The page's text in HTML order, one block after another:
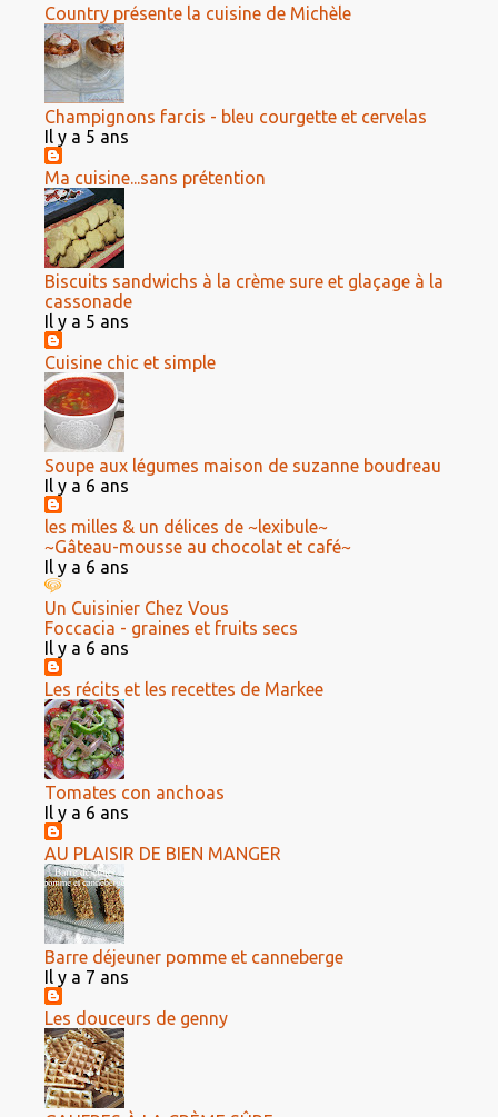
Country présente la cuisine de Michèle
Champignons farcis - bleu courgette et cervelas
Il y a 5 ans
Ma cuisine...sans prétention
Biscuits sandwichs à la crème sure et glaçage à la
cassonade
Il y a 5 ans
Cuisine chic et simple
Soupe aux légumes maison de suzanne boudreau
Il y a 6 ans
les milles & un délices de ~lexibule~
~Gâteau-mousse au chocolat et café~
Il y a 6 ans
Un Cuisinier Chez Vous
Foccacia - graines et fruits secs
Il y a 6 ans
Les récits et les recettes de Markee
Tomates con anchoas
Il y a 6 ans
AU PLAISIR DE BIEN MANGER
Barre déjeuner pomme et canneberge
Il y a 7 ans
Les douceurs de genny